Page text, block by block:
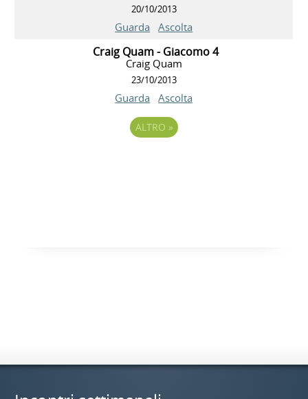
20/10/2013
Guarda Ascolta
Craig Quam - Giacomo 4
Craig Quam
23/10/2013
Guarda Ascolta
ALTRO »